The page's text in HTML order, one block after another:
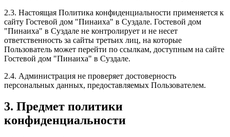
2.3. Настоящая Политика конфиденциальности применяется к
сайту Гостевой дом "Пинаиха" в Суздале. Гостевой дом
"Пинаиха" в Суздале не контролирует и не несет
ответственность за сайты третьих лиц, на которые
Пользователь может перейти по ссылкам, доступным на сайте
Гостевой дом "Пинаиха" в Суздале.
2.4. Администрация не проверяет достоверность
персональных данных, предоставляемых Пользователем.
3. Предмет политики
конфиденциальности